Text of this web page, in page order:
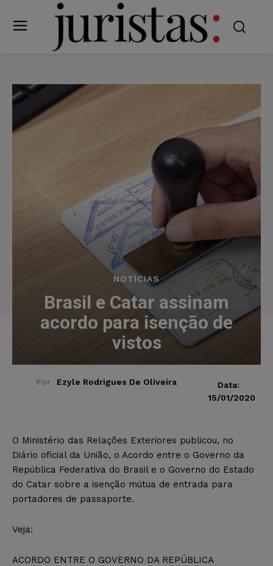
NOTÍCIAS
Brasil e Catar assinam
acordo para isenção de
vistos
Por Ezyle Rodrigues De Oliveira
Data:
15/01/2020
O Ministério das Relações Exteriores publicou, no
Diário oficial da União, o Acordo entre o Governo da
República Federativa do Brasil e o Governo do Estado
do Catar sobre a isenção mútua de entrada para
portadores de passaporte.
Veja:
ACORDO ENTRE O GOVERNO DA REPÚBLICA